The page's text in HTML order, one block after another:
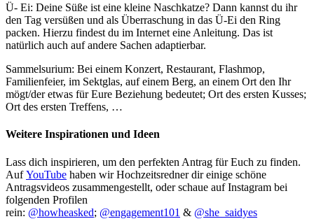
Ü- Ei: Deine Süße ist eine kleine Naschkatze? Dann kannst du ihr
den Tag versüßen und als Überraschung in das Ü-Ei den Ring
packen. Hierzu findest du im Internet eine Anleitung. Das ist
natürlich auch auf andere Sachen adaptierbar.
Sammelsurium: Bei einem Konzert, Restaurant, Flashmop,
Familienfeier, im Sektglas, auf einem Berg, an einem Ort den Ihr
mögt/der etwas für Eure Beziehung bedeutet; Ort des ersten Kusses;
Ort des ersten Treffens, …
Weitere Inspirationen und Ideen
Lass dich inspirieren, um den perfekten Antrag für Euch zu finden.
AufYouTube haben wir Hochzeitsredner dir einige schöne
Antragsvideos zusammengestellt, oder schaue auf Instagram bei
folgenden Profilen
rein: @howheasked; @engagement101 & @she_saidyes